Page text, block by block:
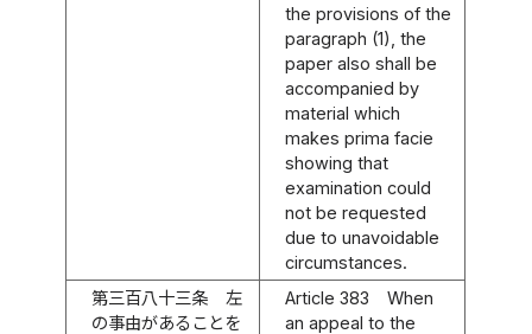
the provisions of the
paragraph (1), the
paper also shall be
accompanied by
material which
makes prima facie
showing that
examination could
not be requested
due to unavoidable
circumstances.
第三百八十三条
左
の事由があることを
Article 383
When
an appeal to the